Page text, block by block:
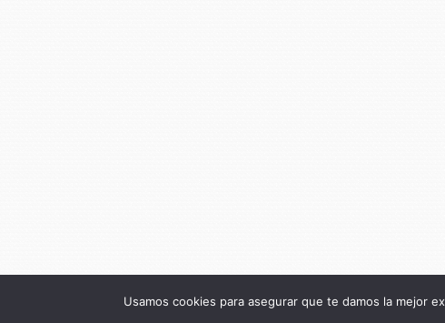
Usamos cookies para asegurar que te damos la mejor